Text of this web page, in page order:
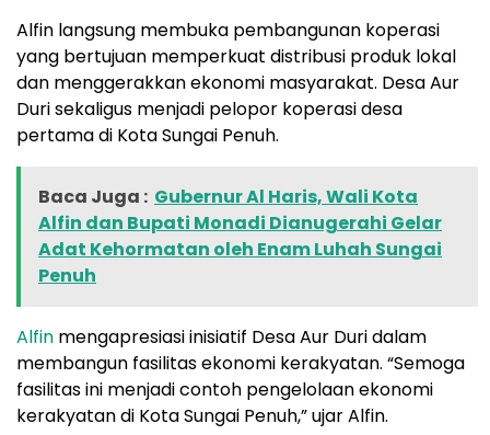
Alfin langsung membuka pembangunan koperasi
yang bertujuan memperkuat distribusi produk lokal
dan menggerakkan ekonomi masyarakat. Desa Aur
Duri sekaligus menjadi pelopor koperasi desa
pertama di Kota Sungai Penuh.
Baca Juga : Gubernur Al Haris, Wali Kota
Alfin dan Bupati Monadi Dianugerahi Gelar
Adat Kehormatan oleh Enam Luhah Sungai
Penuh
Alfin mengapresiasi inisiatif Desa Aur Duri dalam
membangun fasilitas ekonomi kerakyatan. “Semoga
fasilitas ini menjadi contoh pengelolaan ekonomi
kerakyatan di Kota Sungai Penuh,” ujar Alfin.